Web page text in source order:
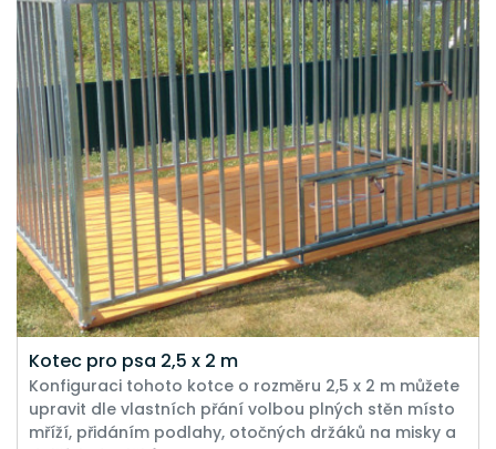
Kotec pro psa 2,5 x 2 m
Konfiguraci tohoto kotce o rozměru 2,5 x 2 m můžete
upravit dle vlastních přání volbou plných stěn místo
mříží, přidáním podlahy, otočných držáků na misky a